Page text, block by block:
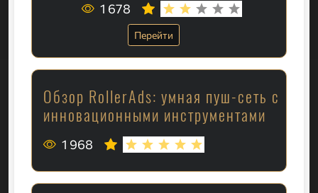
1 678
Перейти
Обзор RollerAds: умная пуш-сеть с
инновационными инструментами
1 968